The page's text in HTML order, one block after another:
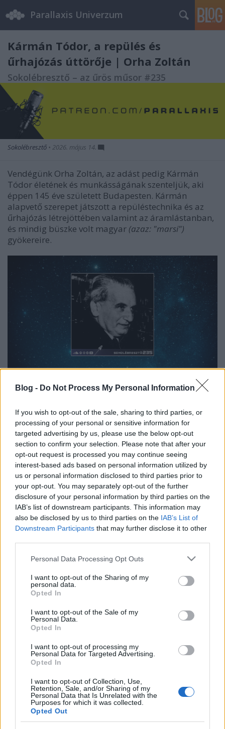
Blog - Do Not Process My Personal Information
If you wish to opt-out of the sale, sharing to third parties, or
processing of your personal or sensitive information for
targeted advertising by us, please use the below opt-out
section to confirm your selection. Please note that after your
opt-out request is processed you may continue seeing
interest-based ads based on personal information utilized by
us or personal information disclosed to third parties prior to
your opt-out. You may separately opt-out of the further
disclosure of your personal information by third parties on the
IAB’s list of downstream participants. This information may
also be disclosed by us to third parties on the IAB’s List of
Downstream Participants that may further disclose it to other
Please note that this website/app uses one or more Google
not limited to your visit or usage behaviour. You may click to
grant or deny consent to Google and its third-party tags to
use your data for below specified purposes in below Google
consent section.
Personal Data Processing Opt Outs
I want to opt-out of the Sharing of my
personal data.
Opted In
I want to opt-out of the Sale of my
Personal Data.
Opted In
I want to opt-out of processing my
Personal Data for Targeted Advertising.
Opted In
I want to opt-out of Collection, Use,
Retention, Sale, and/or Sharing of my
Personal Data that Is Unrelated with the
Purposes for which it was collected.
Opted Out
Parallaxis Univerzum
Kármán Tódor, a repülés és
űrhajózás úttörője | Orha Zoltán
Sokolébresztő – az űrös műsor #235
Sokolébresztő • 2026. május 14.
Vendégünk Orha Zoltán, az adást pedig Kármán
Tódor életének és munkásságának szenteljük, aki
éppen 145 éve született Budapesten. Kármán
alapvető szerepet játszott a repüléstechnika és az
űrhajózás létrejöttében valamint az áramlástanban,
és mindig büszke volt magyar (azaz: "marsi")
gyökereire.
Hallgasd műsorainkat többek között
Soundcloudon, YouTube-on, YouTube Music-on,
Apple Podcasts-en és Spotify-on! Ha pedig
premier előtt szeretnél hozzáférni az
Kattints, és válassz platformot!